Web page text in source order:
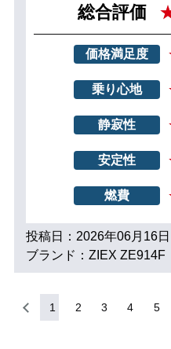
総合評価
価格満足度
乗り心地
静寂性
安定性
燃費
投稿日：2026年06月16日
ブランド：ZIEX ZE914F
1 2 3 4 5